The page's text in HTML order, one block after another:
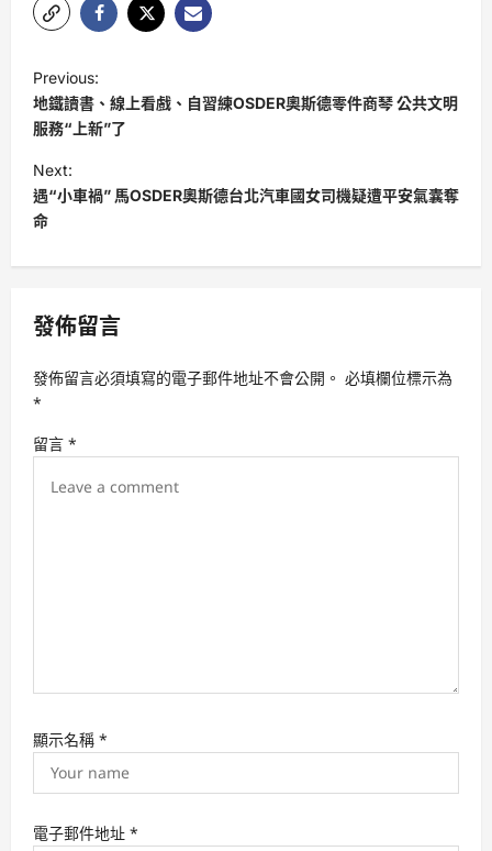
o
s
t
n
a
v
g
a
t
i
Previous:
地鐵讀書、線上看戲、自習練OSDER奧斯德零件商琴 公共文明
服務“上新”了
Next:
遇“小車禍” 馬OSDER奧斯德台北汽車國女司機疑遭平安氣囊奪
命
發佈留言
發佈留言必須填寫的電子郵件地址不會公開。 必填欄位標示為
*
留言 *
顯示名稱 *
電子郵件地址 *